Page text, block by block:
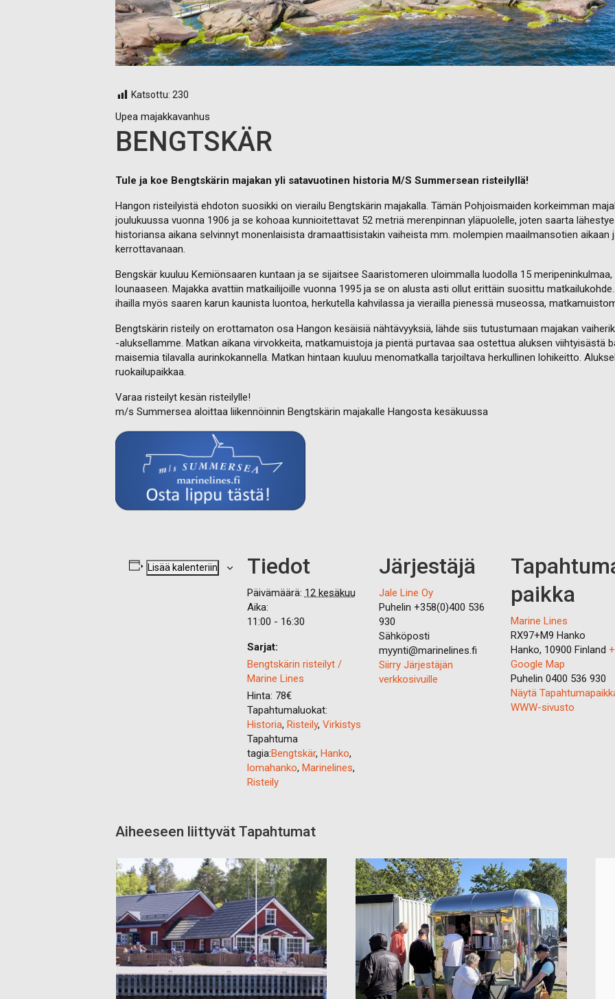
Katsottu: 230
Upea majakkavanhus
BENGTSKÄR
Tule ja koe Bengtskärin majakan yli satavuotinen historia M/S Summersean risteilyllä!
Hangon risteilyistä ehdoton suosikki on vierailu Bengtskärin majakalla. Tämän Pohjoismaiden korkeimman
joulukuussa vuonna 1906 ja se kohoaa kunnioitettavat 52 metriä merenpinnan yläpuolelle, joten saarta
historiansa aikana selvinnyt monenlaisista dramaattisistakin vaiheista mm. molempien maailmansotien
kerrottavanaan.
Bengskär kuuluu Kemiönsaaren kuntaan ja se sijaitsee Saaristomeren uloimmalla luodolla 15
lounaaseen. Majakka avattiin matkailijoille vuonna 1995 ja se on alusta asti ollut erittäin suosittu
ihailla myös saaren karun kaunista luontoa, herkutella kahvilassa ja vierailla pienessä museossa,
Bengtskärin risteily on erottamaton osa Hangon kesäisiä nähtävyyksiä, lähde siis tutustumaan majakan
-aluksellamme. Matkan aikana virvokkeita, matkamuistoja ja pientä purtavaa saa ostettua aluksen viihtyisästä
maisemia tilavalla aurinkokannella. Matkan hintaan kuuluu menomatkalla tarjoiltava herkullinen lohikeitto.
ruokailupaikkaa.
Varaa risteilyt kesän risteilylle!
m/s Summersea aloittaa liikennöinnin Bengtskärin majakalle Hangosta kesäkuussa
Lisää kalenteriin Tiedot
Päivämäärä: 12 kesäkuu
Aika:
11:00 - 16:30
Sarjat:
Bengtskärin risteilyt /
Marine Lines
Hinta: 78€
Tapahtumaluokat:
Historia, Risteily, Virkistys
Tapahtuma
tagia:Bengtskär, Hanko,
lomahanko, Marinelines,
Risteily
Järjestäjä
Jale Line Oy
Puhelin +358(0)400 536
930
Sähköposti
myynti@marinelines.fi
Siirry Järjestäjän
verkkosivuille
paikka
Marine Lines
RX97+M9 Hanko
Hanko, 10900 Finland +
Google Map
Puhelin 0400 536 930
Näytä
WWW-sivusto
Aiheeseen liittyvät Tapahtumat